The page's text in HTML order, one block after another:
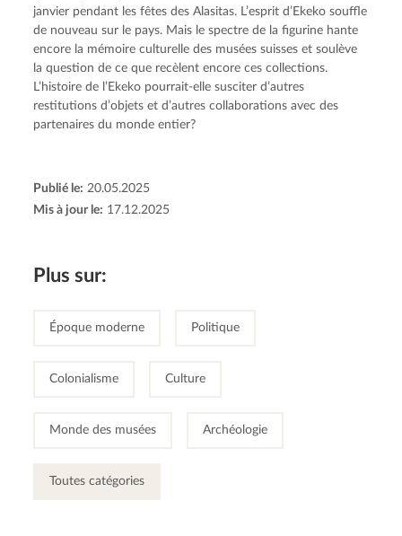
janvier pendant les fêtes des Alasitas. L’esprit d’Ekeko souffle
de nouveau sur le pays. Mais le spectre de la figurine hante
encore la mémoire culturelle des musées suisses et soulève
la question de ce que recèlent encore ces collections.
L’histoire de l’Ekeko pourrait-elle susciter d’autres
restitutions d’objets et d’autres collaborations avec des
partenaires du monde entier?
Publié le: 20.05.2025
Mis à jour le: 17.12.2025
Plus sur:
Époque moderne Politique
Colonialisme Culture
Monde des musées Archéologie
Toutes catégories